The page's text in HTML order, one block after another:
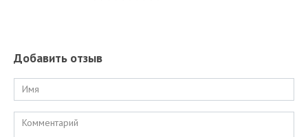
Добавить отзыв
Имя
Комментарий